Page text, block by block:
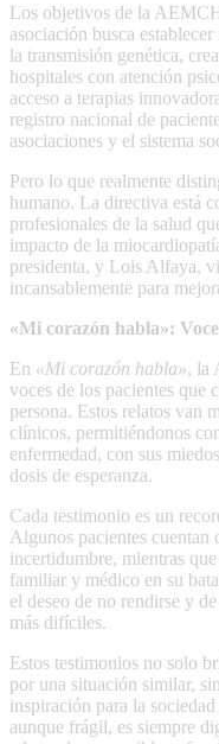
Los objetivos de la
asociación busca
la transmisión genética,
hospitales con atención
acceso a terapias
registro nacional de
asociaciones y el sistema
Pero lo que realmente
humano. La directiva está
profesionales de la salud
impacto de la
presidenta, y Lois Alfaya,
incansablemente para
«Mi corazón habla»:
En «Mi corazón habla», la
voces de los pacientes que
persona. Estos relatos van
clínicos, permitiéndonos
enfermedad, con sus
dosis de esperanza.
Cada testimonio es un
Algunos pacientes
incertidumbre, mientras
familiar y médico en su
el deseo de no rendirse y
más difíciles.
Estos testimonios no solo
por una situación similar,
inspiración para la
aunque frágil, es siempre